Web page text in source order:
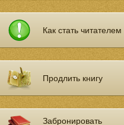
Как стать читателем
Продлить книгу
Забронировать